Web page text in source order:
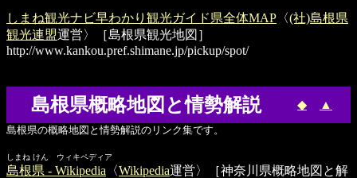
しまね観光ナビ早わかり観光ガイド県全体MAP 〈(社)島根県
観光連盟運営〉［島根県観光地図］
http://www.kankou.pref.shimane.jp/pickup/spot/
島根県概略地図と情勢解説 ◆ ▲
島根県の概略地図と情勢解説のリンク集です。
しまね けん ウィキペディア
島根県 - Wikipedia 〈Wikipedia運営〉［神奈川県概略地図と解